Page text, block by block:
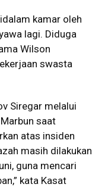
kamar oleh
lagi. Diduga
Wilson
swasta
Siregar melalui
saat
atas insiden
masih dilakukan
guna mencari
kata Kasat